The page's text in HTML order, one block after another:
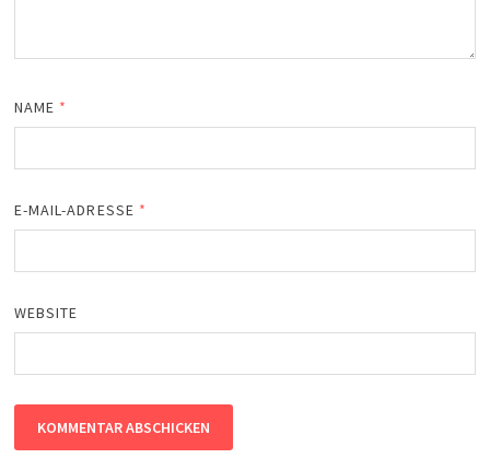
NAME *
E-MAIL-ADRESSE *
WEBSITE